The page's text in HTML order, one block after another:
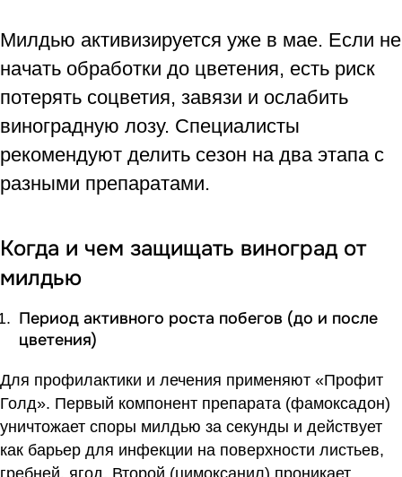
Милдью активизируется уже в мае. Если не
начать обработки до цветения, есть риск
потерять соцветия, завязи и ослабить
виноградную лозу. Специалисты
рекомендуют делить сезон на два этапа с
разными препаратами.
Когда и чем защищать виноград от
милдью
Период активного роста побегов (до и после
цветения)
Для профилактики и лечения применяют «Профит
Голд». Первый компонент препарата (фамоксадон)
уничтожает споры милдью за секунды и действует
как барьер для инфекции на поверхности листьев,